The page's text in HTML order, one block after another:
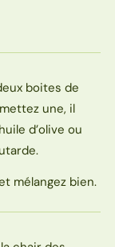
boites de
une, il
d’olive ou
mélangez bien.